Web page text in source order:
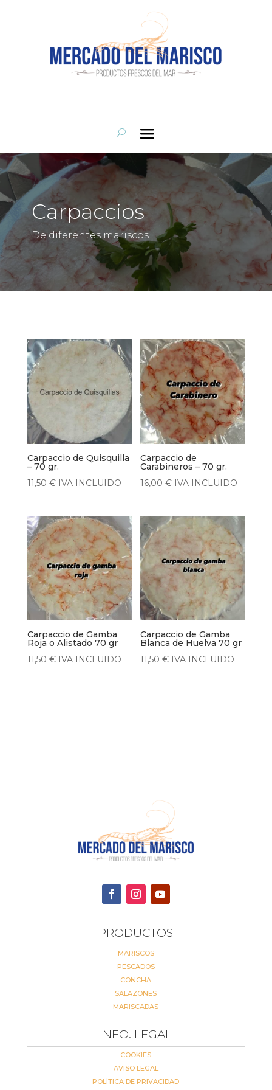
Carpaccios
De diferentes mariscos
Carpaccio de Quisquilla
– 70 gr.
11,50 € IVA INCLUIDO
Carpaccio de
Carabineros – 70 gr.
16,00€ IVA INCLUIDO
Carpaccio de Gamba
Roja o Alistado 70 gr
11,50 € IVA INCLUIDO
Carpaccio de Gamba
Blanca de Huelva 70 gr
11,50€ IVA INCLUIDO
PRODUCTOS
MARISCOS
PESCADOS
CONCHA
SALAZONES
MARISCADAS
INFO. LEGAL
COOKIES
AVISO LEGAL
POLÍTICA DE PRIVACIDAD